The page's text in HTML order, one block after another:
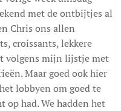
met de ontbijtjes al
Chris ons allen
croissants, lekkere
volgens mijn lijstje met
Maar goed ook hier
lobbyen om goed te
op had. We hadden het